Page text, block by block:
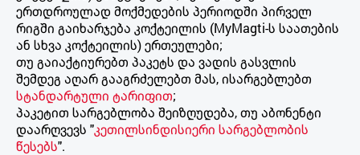
ერთდროულად მოქმედების პერიოდში პირველ
რიგში გაიხარჯება კოქტეილის (MyMagti-ს საათების
ან სხვა კოქტეილის) ერთეულები;
თუ გაიაქტიურებთ პაკეტს და ვადის გასვლის
შემდეგ აღარ გააგრძელებთ მას, ისარგებლებთ
სტანდარტული ტარიფით;
პაკეტით სარგებლობა შეიზღუდება, თუ აბონენტი
დაარღვევს "კეთილსინდისიერი სარგებლობის
წესებს".